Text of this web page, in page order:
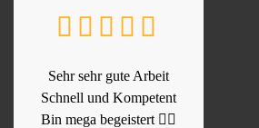
Sehr sehr gute Arbeit
Schnell und Kompetent
Bin mega begeistert 👍🏻